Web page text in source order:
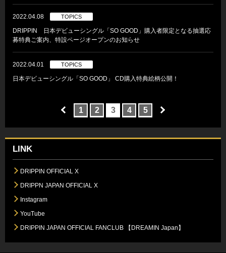
2022.04.08 TOPICS
DRIPPIN 日本デビューシングル「SO GOOD」購入者限定となる抽選応
募特典ご案内、特設ページオープンのお知らせ
2022.04.01 TOPICS
日本デビューシングル「SO GOOD」 CD購入特典絵柄公開！
1 2 3 4 5
LINK
DRIPPIN OFFICIAL X
DRIPPN JAPAN OFFICIAL X
Instagram
YouTube
DRIPPIN JAPAN OFFICIAL FANCLUB 【DREAMIN Japan】